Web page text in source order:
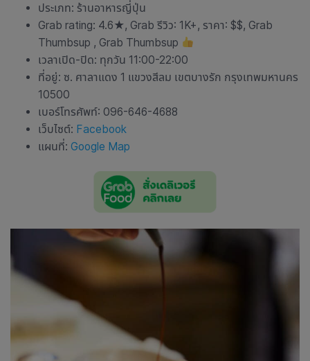
ประเภท: ร้านอาหารญี่ปุ่น
Grab rating: 4.6★, Grab รีวิว: 1K+, ราคา: $$, Grab
Thumbsup , Grab Thumbsup
เวลาเปิด-ปิด: ทุกวัน 11:00-22:00
ที่อยู่: ซ. ศาลาแดง 1 แขวงสีลม เขตบางรัก กรุงเทพมหานคร
10500
เบอร์โทรศัพท์: 096-646-4688
เว็บไซต์: Facebook
แผนที่: Google Map